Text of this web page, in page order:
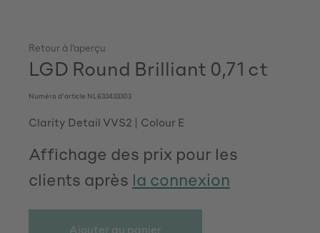
Retour à l'aperçu
LGD Round Brilliant 0,71 ct
Numéro d'article NL633433303
Clarity Detail VVS2 Colour E
Affichage des prix pour les
clients après la connexion
Ajouter au panier